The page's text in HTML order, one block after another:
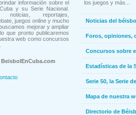
información sobre el
y su Serie Nacional.
noticias, reportajes,
juegos online y mucho
mejorar y ampliar
que pronto publicaremos
web como concursos
BeisbolEnCuba.com
los juegos y más...
Noticias del
Foros, opiniones,
Concursos sobre
Estadísticas de la
Serie 50, la Serie
Mapa de nuestra
Directorio de